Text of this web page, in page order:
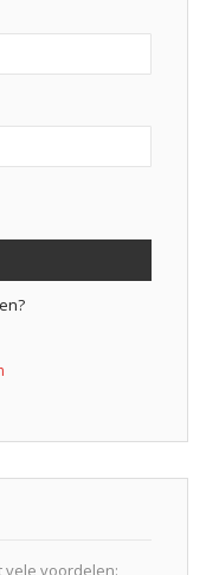
vele voordelen: